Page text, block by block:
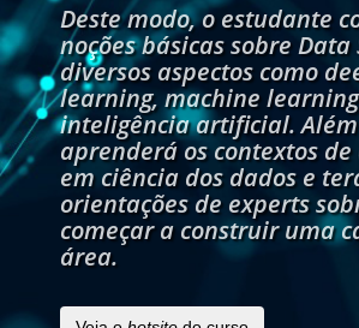
Deste modo, o estudante
noções básicas sobre Data
diversos aspectos como
learning, machine
inteligência artificial. Além
aprenderá os contextos
em ciência dos dados e
orientações de experts
começar a construir uma
área.